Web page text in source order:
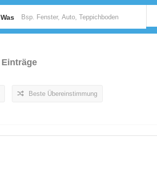
Was
Einträge
Beste Übereinstimmung